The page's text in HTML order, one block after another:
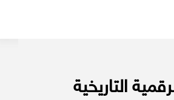
التاريخية